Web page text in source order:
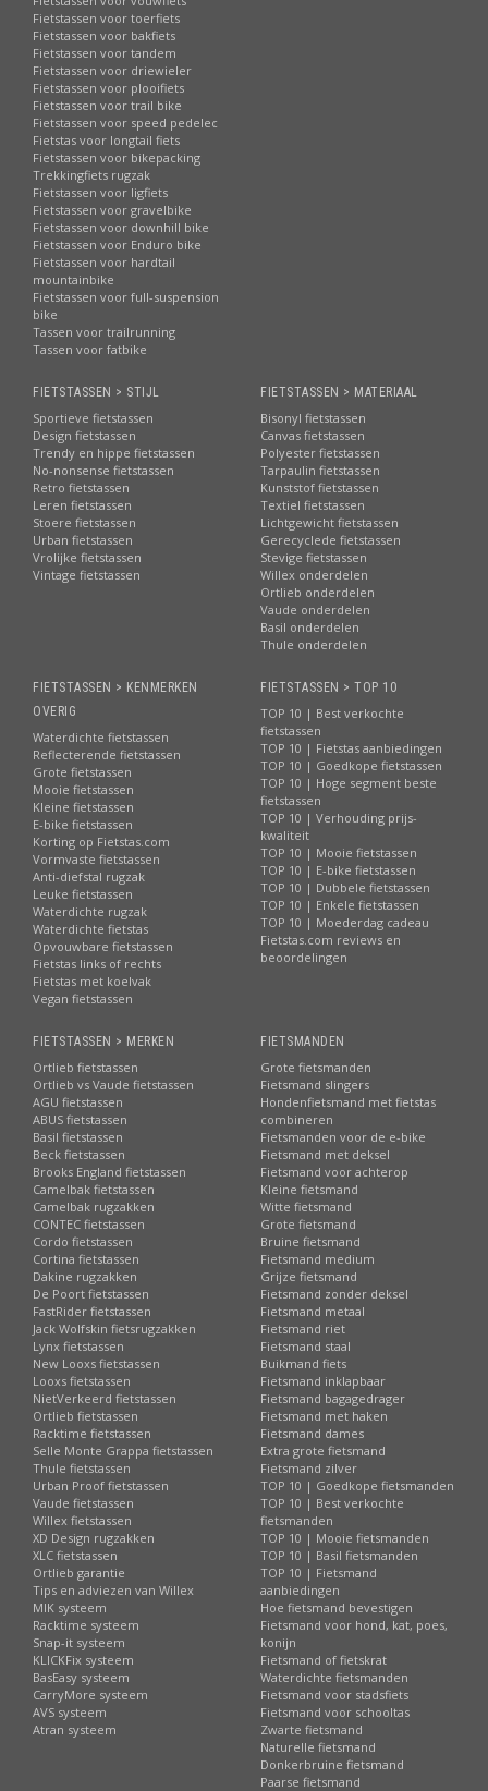
Fietstassen voor toerfiets
Fietstassen voor bakfiets
Fietstassen voor tandem
Fietstassen voor driewieler
Fietstassen voor plooifiets
Fietstassen voor trail bike
Fietstassen voor speed pedelec
Fietstas voor longtail fiets
Fietstassen voor bikepacking
Trekkingfiets rugzak
Fietstassen voor ligfiets
Fietstassen voor gravelbike
Fietstassen voor downhill bike
Fietstassen voor Enduro bike
Fietstassen voor hardtail
mountainbike
Fietstassen voor full-suspension
bike
Tassen voor trailrunning
Tassen voor fatbike
FIETSTASSEN > STIJL
Sportieve fietstassen
Design fietstassen
Trendy en hippe fietstassen
No-nonsense fietstassen
Retro fietstassen
Leren fietstassen
Stoere fietstassen
Urban fietstassen
Vrolijke fietstassen
Vintage fietstassen
FIETSTASSEN > MATERIAAL
Bisonyl fietstassen
Canvas fietstassen
Polyester fietstassen
Tarpaulin fietstassen
Kunststof fietstassen
Textiel fietstassen
Lichtgewicht fietstassen
Gerecyclede fietstassen
Stevige fietstassen
Willex onderdelen
Ortlieb onderdelen
Vaude onderdelen
Basil onderdelen
Thule onderdelen
FIETSTASSEN > KENMERKEN
OVERIG
Waterdichte fietstassen
Reflecterende fietstassen
Grote fietstassen
Mooie fietstassen
Kleine fietstassen
E-bike fietstassen
Korting op Fietstas.com
Vormvaste fietstassen
Anti-diefstal rugzak
Leuke fietstassen
Waterdichte rugzak
Waterdichte fietstas
Opvouwbare fietstassen
Fietstas links of rechts
Fietstas met koelvak
Vegan fietstassen
FIETSTASSEN > TOP 10
TOP 10 | Best verkochte
fietstassen
TOP 10 | Fietstas aanbiedingen
TOP 10 | Goedkope fietstassen
TOP 10 | Hoge segment beste
fietstassen
TOP 10 | Verhouding prijs-
kwaliteit
TOP 10 | Mooie fietstassen
TOP 10 | E-bike fietstassen
TOP 10 | Dubbele fietstassen
TOP 10 | Enkele fietstassen
TOP 10 | Moederdag cadeau
Fietstas.com reviews en
beoordelingen
FIETSTASSEN > MERKEN
Ortlieb fietstassen
Ortlieb vs Vaude fietstassen
AGU fietstassen
ABUS fietstassen
Basil fietstassen
Beck fietstassen
Brooks England fietstassen
Camelbak fietstassen
Camelbak rugzakken
CONTEC fietstassen
Cordo fietstassen
Cortina fietstassen
Dakine rugzakken
De Poort fietstassen
FastRider fietstassen
Jack Wolfskin fietsrugzakken
Lynx fietstassen
New Looxs fietstassen
Looxs fietstassen
NietVerkeerd fietstassen
Ortlieb fietstassen
Racktime fietstassen
Selle Monte Grappa fietstassen
Thule fietstassen
Urban Proof fietstassen
Vaude fietstassen
Willex fietstassen
XD Design rugzakken
XLC fietstassen
Ortlieb garantie
Tips en adviezen van Willex
MIK systeem
Racktime systeem
Snap-it systeem
KLICKFix systeem
BasEasy systeem
CarryMore systeem
AVS systeem
Atran systeem
FIETSMANDEN
Grote fietsmanden
Fietsmand slingers
Hondenfietsmand met fietstas
combineren
Fietsmanden voor de e-bike
Fietsmand met deksel
Fietsmand voor achterop
Kleine fietsmand
Witte fietsmand
Grote fietsmand
Bruine fietsmand
Fietsmand medium
Grijze fietsmand
Fietsmand zonder deksel
Fietsmand metaal
Fietsmand riet
Fietsmand staal
Buikmand fiets
Fietsmand inklapbaar
Fietsmand bagagedrager
Fietsmand met haken
Fietsmand dames
Extra grote fietsmand
Fietsmand zilver
TOP 10 | Goedkope fietsmanden
TOP 10 | Best verkochte
fietsmanden
TOP 10 | Mooie fietsmanden
TOP 10 | Basil fietsmanden
TOP 10 | Fietsmand
aanbiedingen
Hoe fietsmand bevestigen
Fietsmand voor hond, kat, poes,
konijn
Fietsmand of fietskrat
Waterdichte fietsmanden
Fietsmand voor stadsfiets
Fietsmand voor schooltas
Zwarte fietsmand
Naturelle fietsmand
Donkerbruine fietsmand
Paarse fietsmand